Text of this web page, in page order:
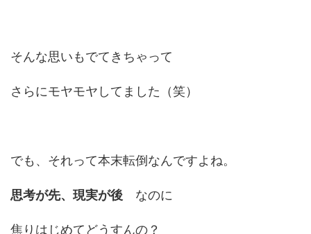
そんな思いもでてきちゃって
さらにモヤモヤしてました（笑）
でも、それって本末転倒なんですよね。
思考が先、現実が後 なのに
焦りはじめてどうすんの？